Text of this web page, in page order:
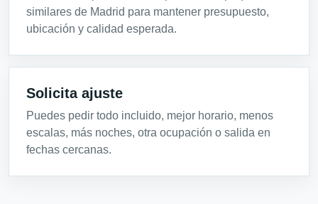
similares de Madrid para mantener presupuesto,
ubicación y calidad esperada.
Solicita ajuste
Puedes pedir todo incluido, mejor horario, menos
escalas, más noches, otra ocupación o salida en
fechas cercanas.